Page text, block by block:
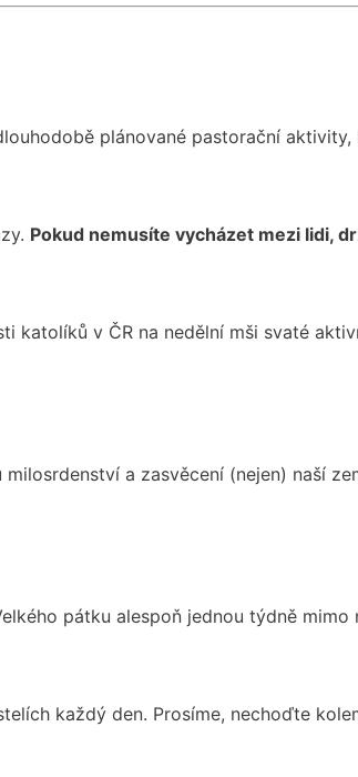
plánované pastorační
Pokud nemusíte vycházet mezi lidi,
katolíků v ČR na nedělní mši svaté
a zasvěcení (nejen) naší
pátku alespoň jednou týdně
každý den. Prosíme, nechoďte